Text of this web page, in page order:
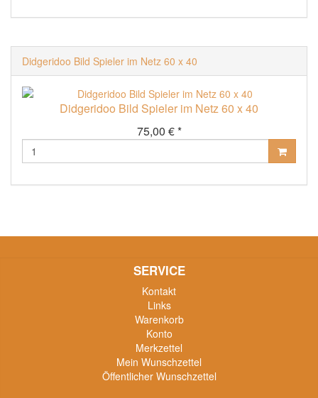
Didgeridoo Bild Spieler im Netz 60 x 40
Didgeridoo Bild Spieler im Netz 60 x 40
75,00 € *
SERVICE
Kontakt
Links
Warenkorb
Konto
Merkzettel
Mein Wunschzettel
Öffentlicher Wunschzettel